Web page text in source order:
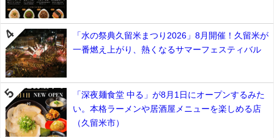
「水の祭典久留米まつり2026」8月開催！久留米が
一番燃え上がり、熱くなるサマーフェスティバル
「深夜麺食堂 中る」が8月1日にオープンするみた
い。本格ラーメンや居酒屋メニューを楽しめる店
（久留米市）